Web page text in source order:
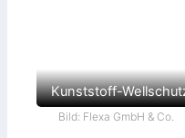
Kunststoff-
Bild: Flexa GmbH & Co.